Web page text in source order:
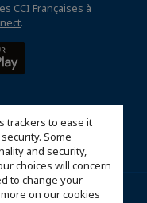
trackers to ease it
Some
and security,
choices will concern
to change your
on our cookies
CCI Françaises à
.